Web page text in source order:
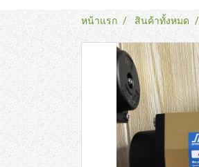
หน้าแรก สินค้าทั้งหมด